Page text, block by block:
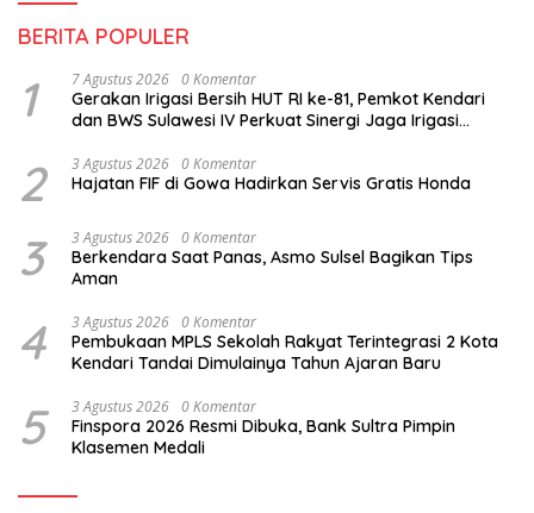
BERITA POPULER
1 7 Agustus 2026 0 Komentar
Gerakan Irigasi Bersih HUT RI ke-81, Pemkot Kendari
dan BWS Sulawesi IV Perkuat Sinergi Jaga Irigasi
2 3 Agustus 2026 0 Komentar
Hajatan FIF di Gowa Hadirkan Servis Gratis Honda
3 3 Agustus 2026 0 Komentar
Berkendara Saat Panas, Asmo Sulsel Bagikan Tips
Aman
4 3 Agustus 2026 0 Komentar
Pembukaan MPLS Sekolah Rakyat Terintegrasi 2 Kota
Kendari Tandai Dimulainya Tahun Ajaran Baru
5 3 Agustus 2026 0 Komentar
Finspora 2026 Resmi Dibuka, Bank Sultra Pimpin
Klasemen Medali